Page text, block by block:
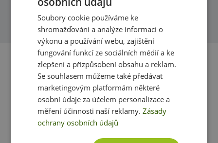
Upozornění: Doplněk stravy. Vhodné zejména pro
sportovce. Není náhradou pestré stravy. Nepřekračujte
doporučené denní dávkování. Ukládejte mimo dosah
dětí! Není vhodné pro děti, těhotné a kojící ženy.
Skladujte v suchu a při teplotě do 25 °C. Nevystavujte
přímému slunečnímu záření. Chraňte před mrazem.
Výrobce neručí za vady vzniklé nevhodným skladováním
a použitím.
Upozornění pro alergiky: Alergeny ve složení produktu
zvýrazněny. Může obsahovat stopy obilovin
Přidat dotaz
Soubory cookie používáme ke
shromažďování a analýze informací o
výkonu a používání webu, zajištění
fungování funkcí ze sociálních médií a ke
zlepšení a přizpůsobení obsahu a reklam.
Se souhlasem můžeme také předávat
marketingovým platformám některé
osobní údaje za účelem personalizace a
měření účinnosti naší reklamy.Zásady
ochrany osobních údajů